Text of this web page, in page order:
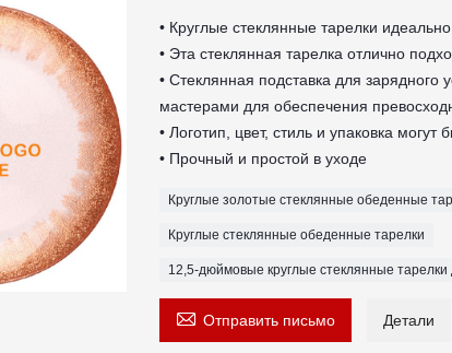
• Круглые стеклянные тарелки
• Эта стеклянная тарелка отлично
• Стеклянная подставка для зарядного
мастерами для обеспечения
• Логотип, цвет, стиль и упаковка могут
• Прочный и простой в уходе
Круглые золотые стеклянные обеденные
Круглые стеклянные обеденные тарелки
12,5-дюймовые круглые стеклянные тарелки
 Отправить письмо Детали